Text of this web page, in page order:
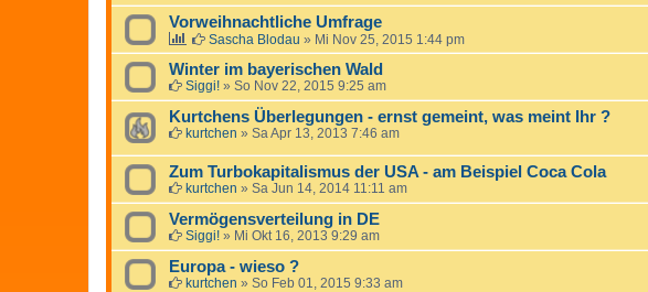
Vorweihnachtliche Umfrage
Sascha Blodau » Mi Nov 25, 2015 1:44 pm
Winter im bayerischen Wald
Siggi! » So Nov 22, 2015 9:25 am
Kurtchens Überlegungen - ernst gemeint, was meint Ihr ?
kurtchen » Sa Apr 13, 2013 7:46 am
Zum Turbokapitalismus der USA - am Beispiel Coca Cola
kurtchen » Sa Jun 14, 2014 11:11 am
Vermögensverteilung in DE
Siggi! » Mi Okt 16, 2013 9:29 am
Europa - wieso ?
kurtchen » So Feb 01, 2015 9:33 am